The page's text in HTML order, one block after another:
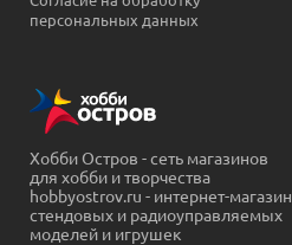
персональных данных
Хобби Остров - сеть магазинов
для хобби и творчества
hobbyostrov.ru - интернет-магазин
стендовых и радиоуправляемых
моделей и игрушек